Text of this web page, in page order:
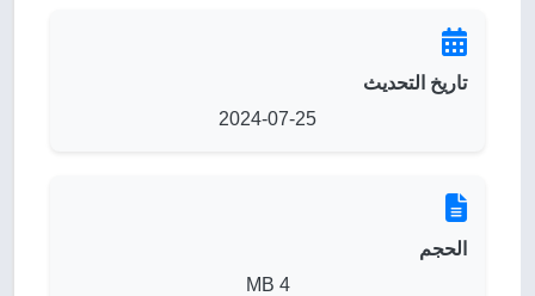
تاريخ التحديث
2024-07-25
الحجم
4 MB